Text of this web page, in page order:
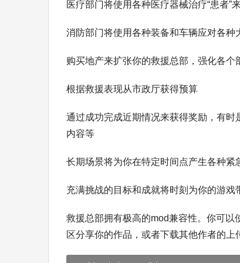
医疗部门将使用各种医疗器械治疗“患者”
消防部门将使用各种装备和车辆应对各种
购买地产来扩张你的救援总部，强化各
根据救援表现从市政厅获得预算
通过成功完成近期情况来获得奖励，有
内容等
长期场景将为你在特定时间点产生各种紧
充满挑战的目标和成就将时刻为你的游戏
救援总部拥有极高的mod兼容性。你可
区分享你的作品，或者下载其他作者的上